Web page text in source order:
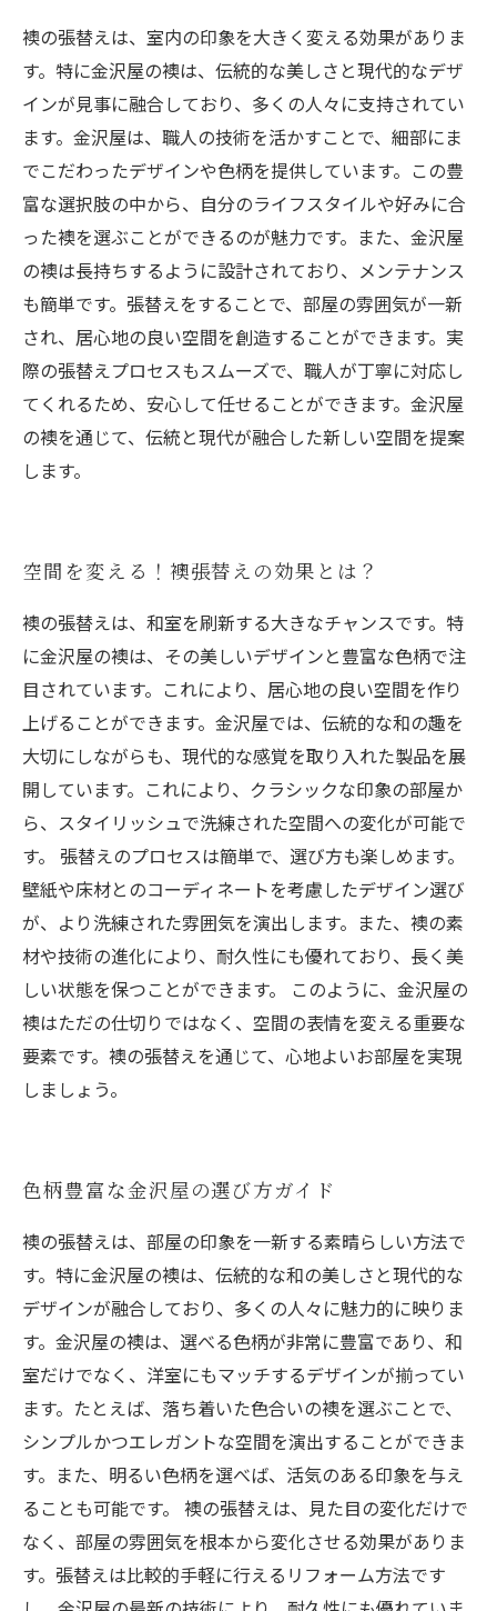
襖の張替えは、室内の印象を大きく変える効果がありま
す。特に金沢屋の襖は、伝統的な美しさと現代的なデザ
インが見事に融合しており、多くの人々に支持されてい
ます。金沢屋は、職人の技術を活かすことで、細部にま
でこだわったデザインや色柄を提供しています。この豊
富な選択肢の中から、自分のライフスタイルや好みに合
った襖を選ぶことができるのが魅力です。また、金沢屋
の襖は長持ちするように設計されており、メンテナンス
も簡単です。張替えをすることで、部屋の雰囲気が一新
され、居心地の良い空間を創造することができます。実
際の張替えプロセスもスムーズで、職人が丁寧に対応し
てくれるため、安心して任せることができます。金沢屋
の襖を通じて、伝統と現代が融合した新しい空間を提案
します。
空間を変える！襖張替えの効果とは？
襖の張替えは、和室を刷新する大きなチャンスです。特
に金沢屋の襖は、その美しいデザインと豊富な色柄で注
目されています。これにより、居心地の良い空間を作り
上げることができます。金沢屋では、伝統的な和の趣を
大切にしながらも、現代的な感覚を取り入れた製品を展
開しています。これにより、クラシックな印象の部屋か
ら、スタイリッシュで洗練された空間への変化が可能で
す。 張替えのプロセスは簡単で、選び方も楽しめます。
壁紙や床材とのコーディネートを考慮したデザイン選び
が、より洗練された雰囲気を演出します。また、襖の素
材や技術の進化により、耐久性にも優れており、長く美
しい状態を保つことができます。 このように、金沢屋の
襖はただの仕切りではなく、空間の表情を変える重要な
要素です。襖の張替えを通じて、心地よいお部屋を実現
しましょう。
色柄豊富な金沢屋の選び方ガイド
襖の張替えは、部屋の印象を一新する素晴らしい方法で
す。特に金沢屋の襖は、伝統的な和の美しさと現代的な
デザインが融合しており、多くの人々に魅力的に映りま
す。金沢屋の襖は、選べる色柄が非常に豊富であり、和
室だけでなく、洋室にもマッチするデザインが揃ってい
ます。たとえば、落ち着いた色合いの襖を選ぶことで、
シンプルかつエレガントな空間を演出することができま
す。また、明るい色柄を選べば、活気のある印象を与え
ることも可能です。 襖の張替えは、見た目の変化だけで
なく、部屋の雰囲気を根本から変化させる効果がありま
す。張替えは比較的手軽に行えるリフォーム方法です